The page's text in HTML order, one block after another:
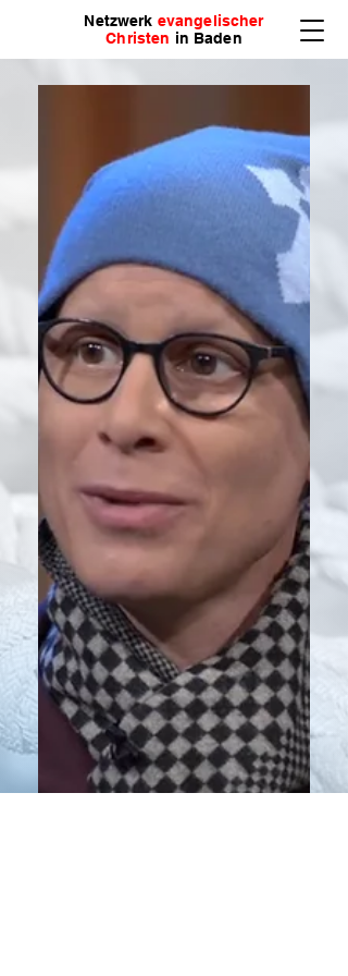
Netzwerk evangelischer
Christen in Baden